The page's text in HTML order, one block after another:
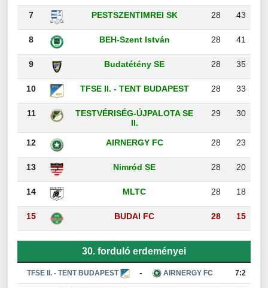
7 PESTSZENTIMREI SK 28 43
8 BEH-Szent István 28 41
9 Budatétény SE 28 35
10 TFSE II. - TENT BUDAPEST 28 33
11
TESTVÉRISÉG-ÚJPALOTA SE
II.
29 30
12 AIRNERGY FC 28 23
13 Nimród SE 28 20
14 MLTC 28 18
15 BUDAI FC 28 15
30. forduló erdeményei
TFSE II. - TENT BUDAPEST - AIRNERGY FC 7:2